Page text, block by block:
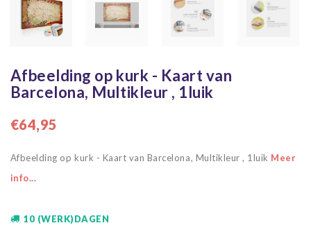
Afbeelding op kurk - Kaart van
Barcelona, Multikleur , 1luik
€64,95
Afbeelding op kurk - Kaart van Barcelona, Multikleur , 1luik Meer
info...
10 (WERK)DAGEN